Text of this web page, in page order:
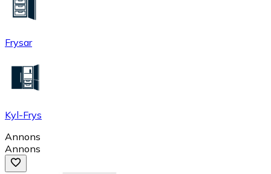
Frysar
Kyl-Frys
Annons
Annons